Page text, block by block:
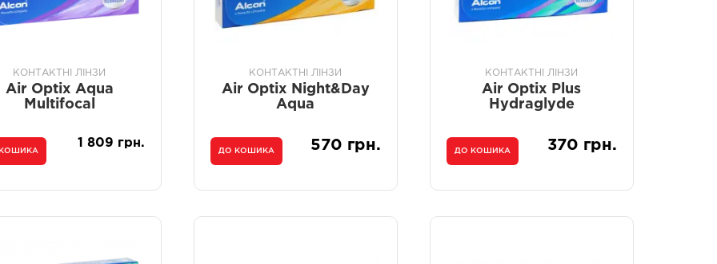
КОНТАКТНІ ЛІНЗИ
Air Optix Aqua
Multifocal
1 809 грн.
КОНТАКТНІ ЛІНЗИ
Air Optix Night&Day
Aqua
ДО КОШИКА 570 грн.
КОНТАКТНІ ЛІНЗИ
Air Optix Plus
Hydraglyde
ДО КОШИКА 370 грн.